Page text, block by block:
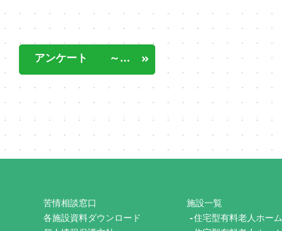
アンケート ～うきうきオオツカ
苦情相談窓口
各施設資料ダウンロード
施設一覧
住宅型有料老人ホー